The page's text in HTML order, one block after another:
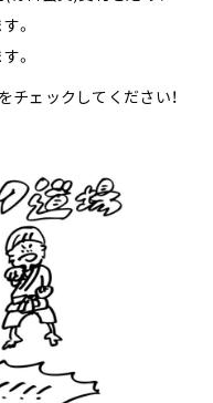
。
。
チェックしてください！